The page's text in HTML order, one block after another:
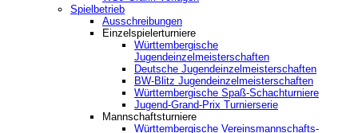
Spielbetrieb
Ausschreibungen
Einzelspielerturniere
Württembergische
Jugendeinzelmeisterschaften
Deutsche Jugendeinzelmeisterschaften
BW-Blitz Jugendeinzelmeisterschaften
Württembergische Spaß-Schachturniere
Jugend-Grand-Prix Turnierserie
Mannschaftsturniere
Württembergische Vereinsmannschafts-